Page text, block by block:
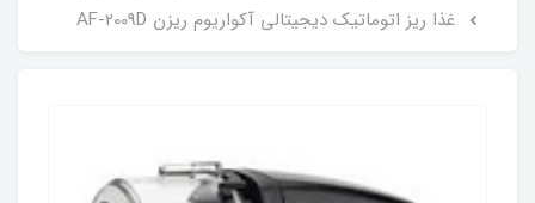
غذا ریز اتوماتیک دیجیتالی آکواریوم ریزن AF-2009D